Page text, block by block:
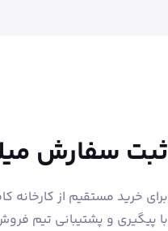
ثبت سفارش
برای خرید مستقیم از
با پیگیری و پشتیبانی تیم